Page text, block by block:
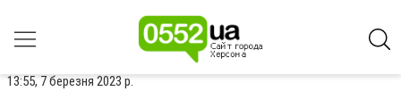
13:55, 7 березня 2023 р.